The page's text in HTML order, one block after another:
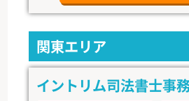
関東エリア
イントリム司法書士事